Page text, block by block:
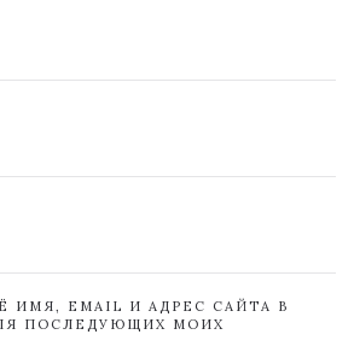
ИМЯ, EMAIL И АДРЕС САЙТА В
ПОСЛЕДУЮЩИХ МОИХ